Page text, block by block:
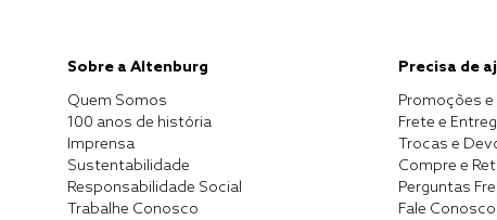
Sobre a Altenburg
Quem Somos
100 anos de história
Imprensa
Sustentabilidade
Responsabilidade Social
Trabalhe Conosco
Precisa de
Promoções
Frete e
Trocas e
Compre e
Perguntas
Fale Conosco